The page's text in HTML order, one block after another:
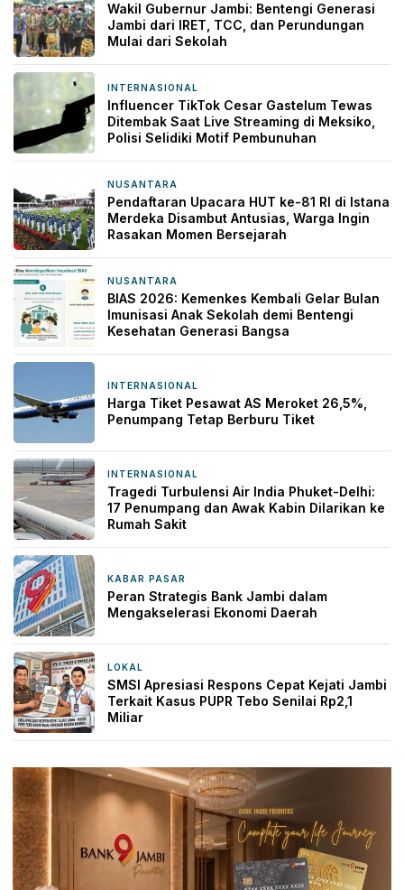
Wakil Gubernur Jambi: Bentengi Generasi
Jambi dari IRET, TCC, dan Perundungan
Mulai dari Sekolah
INTERNASIONAL
Influencer TikTok Cesar Gastelum Tewas
Ditembak Saat Live Streaming di Meksiko,
Polisi Selidiki Motif Pembunuhan
NUSANTARA
Pendaftaran Upacara HUT ke-81 RI di Istana
Merdeka Disambut Antusias, Warga Ingin
Rasakan Momen Bersejarah
NUSANTARA
BIAS 2026: Kemenkes Kembali Gelar Bulan
Imunisasi Anak Sekolah demi Bentengi
Kesehatan Generasi Bangsa
INTERNASIONAL
Harga Tiket Pesawat AS Meroket 26,5%,
Penumpang Tetap Berburu Tiket
INTERNASIONAL
Tragedi Turbulensi Air India Phuket-Delhi:
17 Penumpang dan Awak Kabin Dilarikan ke
Rumah Sakit
KABAR PASAR
Peran Strategis Bank Jambi dalam
Mengakselerasi Ekonomi Daerah
LOKAL
SMSI Apresiasi Respons Cepat Kejati Jambi
Terkait Kasus PUPR Tebo Senilai Rp2,1
Miliar